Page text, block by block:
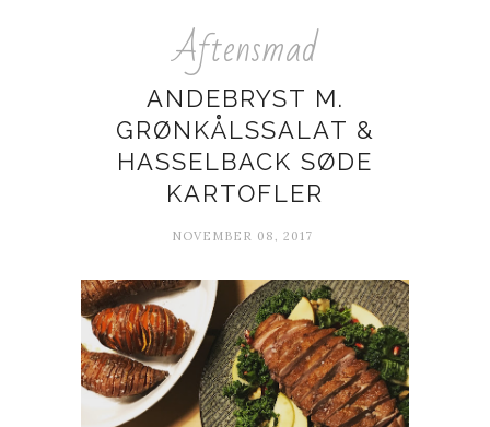
Aftensmad
ANDEBRYST M.
GRØNKÅLSSALAT &
HASSELBACK SØDE
KARTOFLER
NOVEMBER 08, 2017